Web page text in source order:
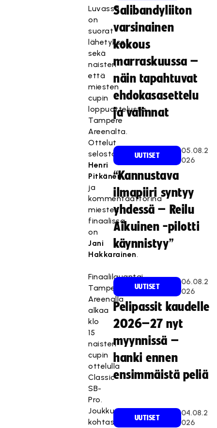
Luvassa
on
suorat
lähetykset
sekä
naisten
että
miesten
cupin
loppuottelusta
Tampere
Areenalta.
Ottelut
selostaa
Henri
Pitkänen
ja
kommentaattorina
miesten
finaalissa
on
Jani
Hakkarainen.
Finaalilauantai
Tampere
Areenalla
alkaa
klo
15
naisten
cupin
ottelulla
Classic-
SB-
Pro.
Joukkueet
kohtasivat
Salibandyliiton
varsinainen
kokous
marraskuussa –
näin tapahtuvat
ehdokasasettelu
ja valinnat
UUTISET
05.08.2
026
“Kannustava
ilmapiiri syntyy
yhdessä – Reilu
Aikuinen -pilotti
käynnistyy”
UUTISET
06.08.2
026
Pelipassit kaudelle
2026–27 nyt
myynnissä –
hanki ennen
ensimmäistä peliä
UUTISET
04.08.2
026